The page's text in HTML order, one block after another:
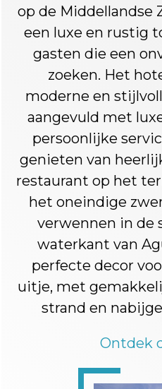
op de Middellandse
een luxe en rustig
gasten die een
zoeken. Het
moderne en
aangevuld met
persoonlijke
genieten van
restaurant op het
het oneindige
verwennen in de
waterkant van
perfecte decor
uitje, met
strand en
Ontdek